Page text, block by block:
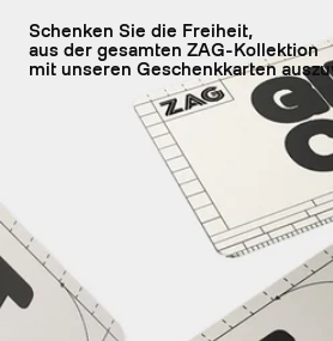
Schenken Sie die Freiheit,
aus der gesamten ZAG-Kollektion
mit unseren Geschenkkarten